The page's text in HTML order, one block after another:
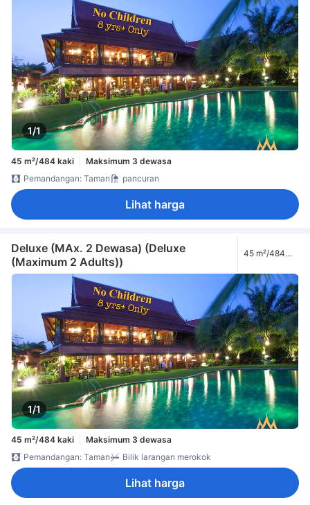
1/1
45 m²/484 kaki
Maksimum 3 dewasa
Pemandangan: Taman
pancuran
Lihat harga
Deluxe (MAx. 2 Dewasa) (Deluxe
(Maximum 2 Adults))
45 m²/484
1/1
45 m²/484 kaki
Maksimum 3 dewasa
Pemandangan: Taman
Bilik larangan merokok
Lihat harga